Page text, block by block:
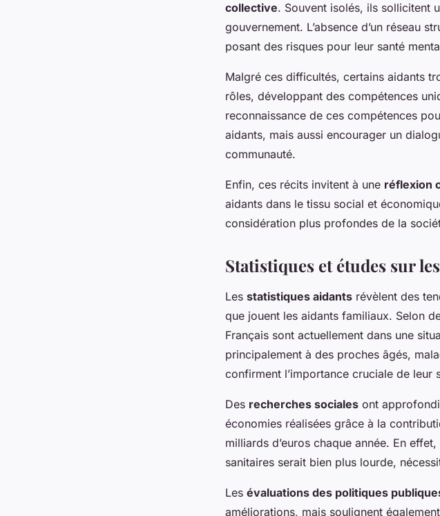
collective. Souvent isolés, ils sollicitent
gouvernement. L’absence d’un réseau
posant des risques pour leur santé
Malgré ces difficultés, certains aidants
rôles, développant des compétences
reconnaissance de ces compétences
aidants, mais aussi encourager un
communauté.
Enfin, ces récits invitent à une réflexion
aidants dans le tissu social et
considération plus profondes de la
Statistiques et études sur
Les statistiques aidants révèlent des
que jouent les aidants familiaux. Selon
Français sont actuellement dans une
principalement à des proches âgés,
confirment l’importance cruciale de leur
Des recherches sociales ont
économies réalisées grâce à la
milliards d’euros chaque année. En
sanitaires serait bien plus lourde,
Les évaluations des politiques
améliorations, mais soulignent